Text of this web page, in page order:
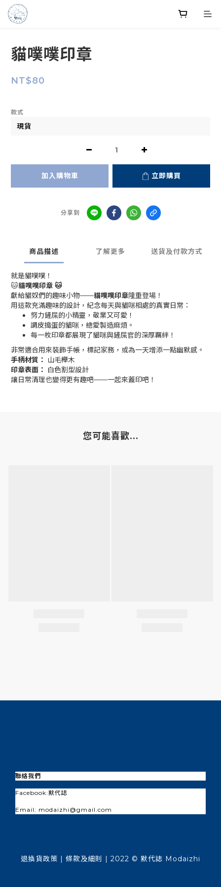
貓噗噗印章
NT$80
款式
加入購物車 立即購買
分享到
商品描述 了解更多 送貨及付款方式
就是貓噗噗！
🐱貓噗噗印章 🐱
獻給貓奴們的趣味小物——貓噗噗印章隆重登場！
用這款充滿趣味的設計，紀念每天與貓咪相處的真實日常：
努力鏟屎的小精靈，敬業又可愛！
調皮搗蛋的貓咪，總愛製造麻煩。
每一枚印章都展現了貓咪與鏟屎官的深厚羈絆！
非常適合用來裝飾手帳，標記家務，或為一天增添一點幽默感。
手柄材質：
山毛櫸木
印章表面： 白色割型設計
讓日常清理也變得更有趣吧——一起來蓋印吧！
您可能喜歡...
聯絡我們
Facebook:默代誌
Email: modaizhi@gmail.com
退換貨政策 | 條款及細則 | 2022 © 默代誌 Modaizhi